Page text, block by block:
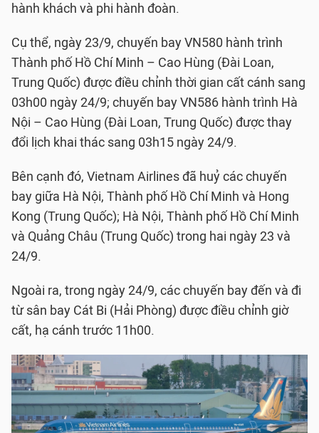
hành khách và phi hành đoàn.
Cụ thể, ngày 23/9, chuyến bay VN580 hành trình
Thành phố Hồ Chí Minh – Cao Hùng (Đài Loan,
Trung Quốc) được điều chỉnh thời gian cất cánh sang
03h00 ngày 24/9; chuyến bay VN586 hành trình Hà
Nội – Cao Hùng (Đài Loan, Trung Quốc) được thay
đổi lịch khai thác sang 03h15 ngày 24/9.
Bên cạnh đó, Vietnam Airlines đã huỷ các chuyến
bay giữa Hà Nội, Thành phố Hồ Chí Minh và Hong
Kong (Trung Quốc); Hà Nội, Thành phố Hồ Chí Minh
và Quảng Châu (Trung Quốc) trong hai ngày 23 và
24/9.
Ngoài ra, trong ngày 24/9, các chuyến bay đến và đi
từ sân bay Cát Bi (Hải Phòng) được điều chỉnh giờ
cất, hạ cánh trước 11h00.